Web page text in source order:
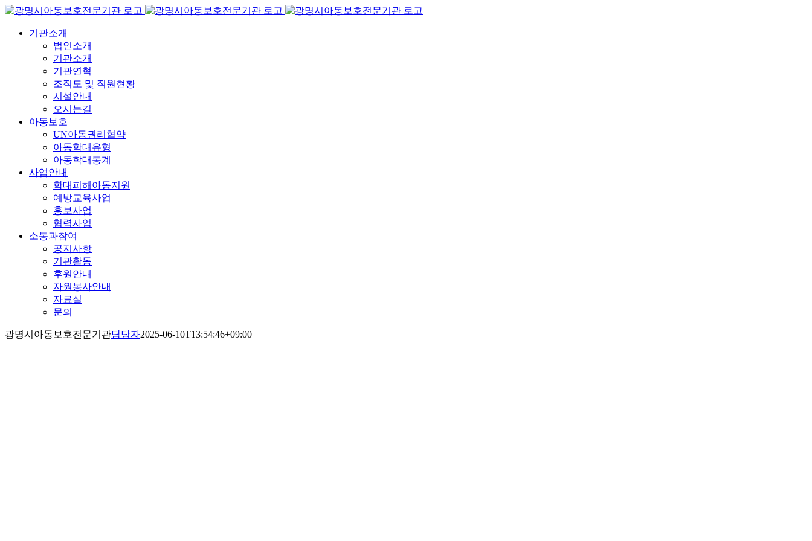
콘
기관소개
법인소개
기관소개
기관연혁
조직도 및 직원현황
시설안내
오시는길
아동보호
UN아동권리협약
아동학대유형
아동학대통계
사업안내
학대피해아동지원
예방교육사업
홍보사업
협력사업
소통과참여
공지사항
기관활동
후원안내
자원봉사안내
자료실
문의
광명시아동보호전문기관담당자2025-06-10T13:54:46+09:00